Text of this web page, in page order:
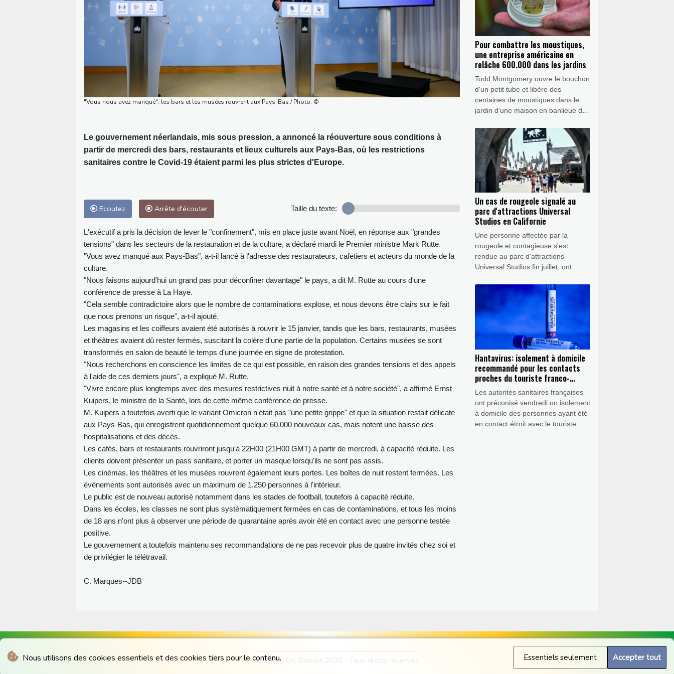
Nous utilisons des cookies essentiels et des cookies tiers pour le contenu. Essentiels seulement Accepter tout
"Vous nous avez manqué": les bars et les musées rouvrent aux Pays-Bas / Photo: ©
Le gouvernement néerlandais, mis sous pression, a annoncé la réouverture sous conditions à
partir de mercredi des bars, restaurants et lieux culturels aux Pays-Bas, où les restrictions
sanitaires contre le Covid-19 étaient parmi les plus strictes d'Europe.
Ecoutez Arrête d'écouter Taille du texte:
L'exécutif a pris la décision de lever le "confinement", mis en place juste avant Noël, en réponse aux "grandes
tensions" dans les secteurs de la restauration et de la culture, a déclaré mardi le Premier ministre Mark Rutte.
"Vous avez manqué aux Pays-Bas", a-t-il lancé à l'adresse des restaurateurs, cafetiers et acteurs du monde de la
culture.
"Nous faisons aujourd'hui un grand pas pour déconfiner davantage" le pays, a dit M. Rutte au cours d'une
conférence de presse à La Haye.
"Cela semble contradictoire alors que le nombre de contaminations explose, et nous devons être clairs sur le fait
que nous prenons un risque", a-t-il ajouté.
Les magasins et les coiffeurs avaient été autorisés à rouvrir le 15 janvier, tandis que les bars, restaurants, musées
et théâtres avaient dû rester fermés, suscitant la colère d'une partie de la population. Certains musées se sont
transformés en salon de beauté le temps d'une journée en signe de protestation.
"Nous recherchons en conscience les limites de ce qui est possible, en raison des grandes tensions et des appels
à l'aide de ces derniers jours", a expliqué M. Rutte.
"Vivre encore plus longtemps avec des mesures restrictives nuit à notre santé et à notre société", a affirmé Ernst
Kuipers, le ministre de la Santé, lors de cette même conférence de presse.
M. Kuipers a toutefois averti que le variant Omicron n'était pas "une petite grippe" et que la situation restait délicate
aux Pays-Bas, qui enregistrent quotidiennement quelque 60.000 nouveaux cas, mais notent une baisse des
hospitalisations et des décès.
Les cafés, bars et restaurants rouvriront jusqu'à 22H00 (21H00 GMT) à partir de mercredi, à capacité réduite. Les
clients doivent présenter un pass sanitaire, et porter un masque lorsqu'ils ne sont pas assis.
Les cinémas, les théâtres et les musées rouvrent également leurs portes. Les boîtes de nuit restent fermées. Les
événements sont autorisés avec un maximum de 1.250 personnes à l'intérieur.
Le public est de nouveau autorisé notamment dans les stades de football, toutefois à capacité réduite.
Dans les écoles, les classes ne sont plus systématiquement fermées en cas de contaminations, et tous les moins
de 18 ans n'ont plus à observer une période de quarantaine après avoir été en contact avec une personne testée
positive.
Le gouvernement a toutefois maintenu ses recommandations de ne pas recevoir plus de quatre invités chez soi et
de privilégier le télétravail.
C. Marques--JDB
charges publié vendredi au Journal
officiel.
Pour combattre les moustiques,
une entreprise américaine en
relâche 600.000 dans les jardins
Todd Montgomery ouvre le bouchon
d'un petit tube et libère des
centaines de moustiques dans le
jardin d'une maison en banlieue de
Un cas de rougeole signalé au
parc d'attractions Universal
Studios en Californie
Une personne affectée par la
rougeole et contagieuse s'est
rendue au parc d'attractions
Universal Studios fin juillet, ont
comté de Los Angeles, en plein
retour en force de cette maladie
grave aux Etats-Unis.
Hantavirus: isolement à domicile
recommandé pour les contacts
proches du touriste franco-
argentin
Les autorités sanitaires françaises
ont préconisé vendredi un isolement
à domicile des personnes ayant été
en contact étroit avec le touriste
© Jornal Do Brasilia 2026 - Tous droits réservés